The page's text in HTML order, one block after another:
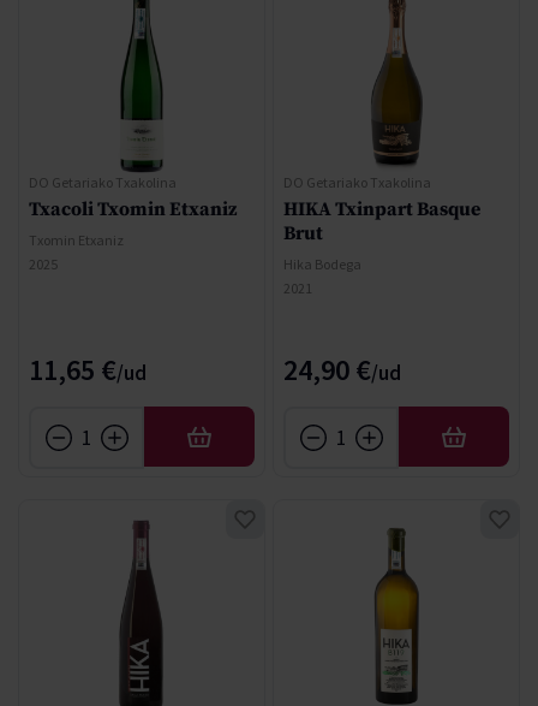
DO Getariako Txakolina
Txacoli Txomin Etxaniz
Txomin Etxaniz
2025
11,65 €
AFEGIR
DO Getariako Txakolina
HIKA Txinpart Basque
Brut
Hika Bodega
2021
24,90 €
AFEGIR